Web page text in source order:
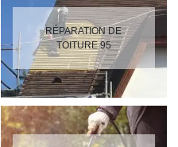
RÉPARATION DE
TOITURE 95